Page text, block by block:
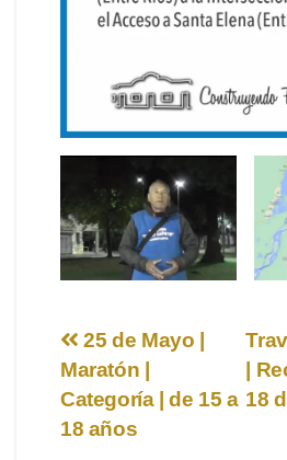
Navegación
de
entradas
|
18
25 de Mayo |
Maratón |
Categoría | de 15 a
18 años